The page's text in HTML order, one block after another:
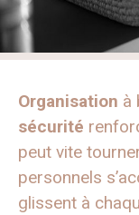
Organisation à
sécurité
peut vite
personnels
glissent à